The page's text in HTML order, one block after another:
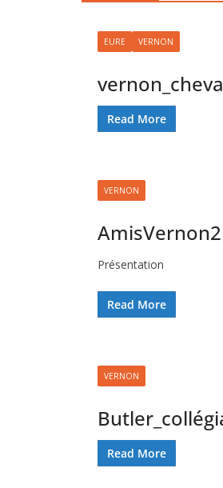
EURE VERNON
Read More
VERNON
AmisVernon2
Présentation
Read More
VERNON
Read More